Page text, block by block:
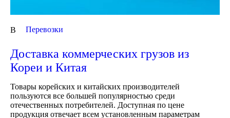
В Перевозки
Доставка коммерческих грузов из
Кореи и Китая
Товары корейских и китайских производителей
пользуются все большей популярностью среди
отечественных потребителей. Доступная по цене
продукция отвечает всем установленным параметрам